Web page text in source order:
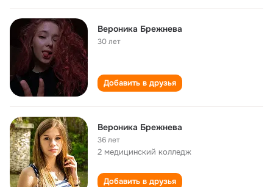
Вероника Брежнева
30 лет
Добавить в друзья
Вероника Брежнева
36 лет
2 медицинский колледж
Добавить в друзья